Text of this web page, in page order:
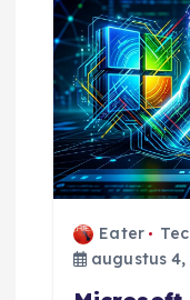
v
g
a
Eater
augustus 4,